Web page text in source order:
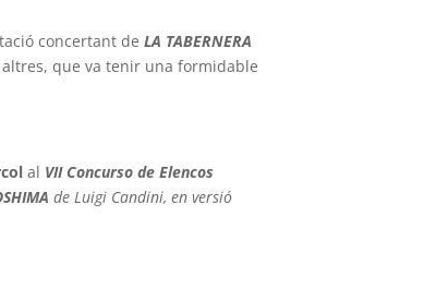
concertant de LA TABERNERA
que va tenir una formidable
al VII Concurso de Elencos
de Luigi Candini, en versió